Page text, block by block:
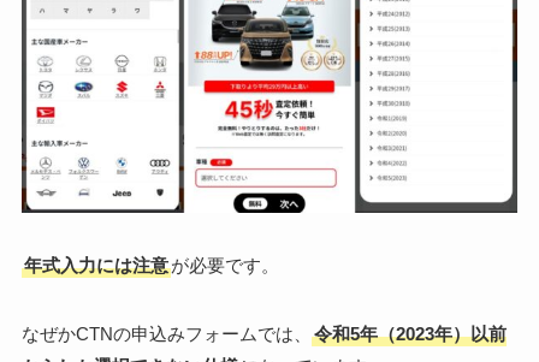
年式入力には注意が必要です。
なぜかCTNの申込みフォームでは、
令和5年（2023年）以前